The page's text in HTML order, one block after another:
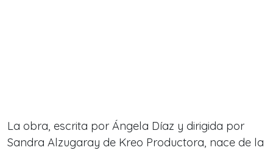
La obra, escrita por Ángela Díaz y dirigida por
Sandra Alzugaray de Kreo Productora, nace de la